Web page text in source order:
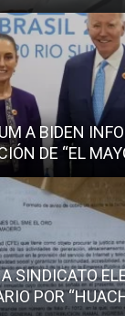
A BIDEN
DE “EL
SINDICATO
POR